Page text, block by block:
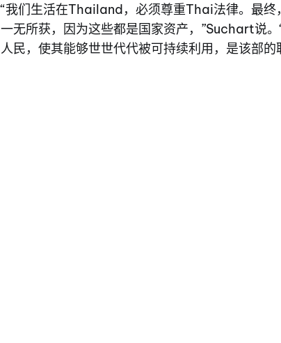
“我们生活在Thailand，必须尊重Thai法律。最终
一无所获，因为这些都是国家资产，”Suchart说
人民，使其能够世世代代被可持续利用，是该部的